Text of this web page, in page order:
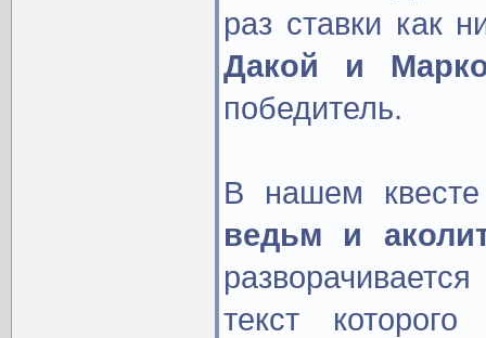
раз ставки как
Дакой и
победитель.
В нашем
ведьм и
текст